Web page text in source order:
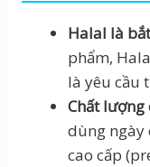
Halal là
phẩm,
là yêu cầu
Chất lượng
dùng ngày
cao cấp